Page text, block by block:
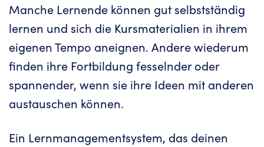
Manche Lernende können gut selbstständig
lernen und sich die Kursmaterialien in ihrem
eigenen Tempo aneignen. Andere wiederum
finden ihre Fortbildung fesselnder oder
spannender, wenn sie ihre Ideen mit anderen
austauschen können.
Ein Lernmanagementsystem, das deinen